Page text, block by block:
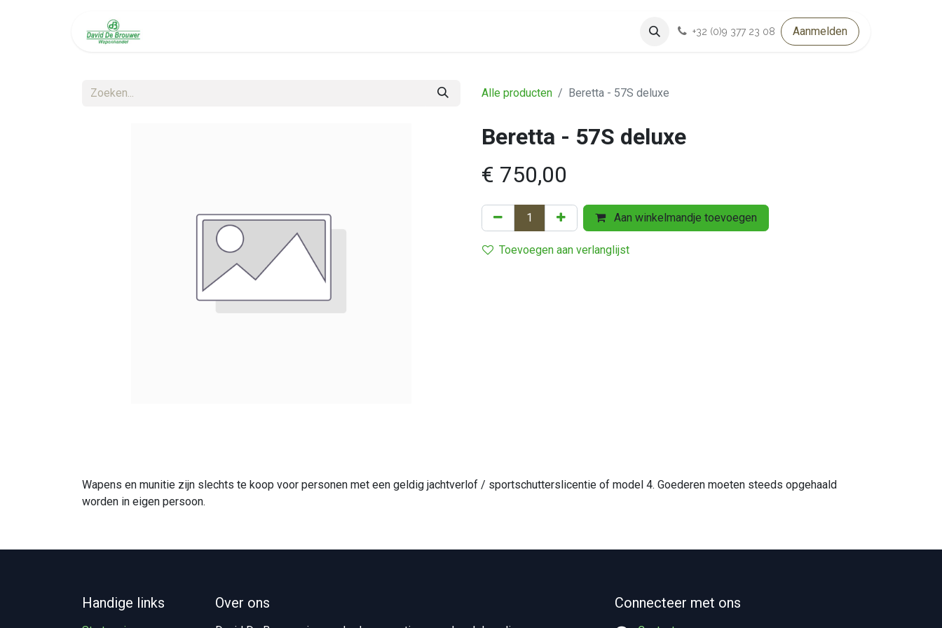
+32 (0)9 377 23 08 Aanmelden
Alle producten Beretta - 57S deluxe
Beretta - 57S deluxe
€ 750,00
Aan winkelmandje toevoegen
Toevoegen aan verlanglijst
Wapens en munitie zijn slechts te koop voor personen met een geldig jachtverlof / sportschutterslicentie of model 4. Goederen moeten steeds opgehaald
worden in eigen persoon.
Handige links Over ons Connecteer met ons